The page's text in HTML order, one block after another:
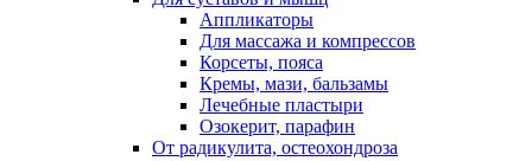
Аппликаторы
Для массажа и компрессов
Корсеты, пояса
Кремы, мази, бальзамы
Лечебные пластыри
Озокерит, парафин
От радикулита, остеохондроза